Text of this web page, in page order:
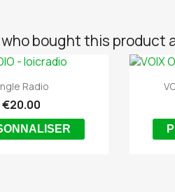
bought this product
Quick view
Radio
€20.00